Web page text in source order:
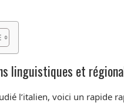
linguistiques et
l’italien, voici un rapide